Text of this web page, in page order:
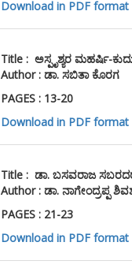
Download in PDF format
Title : ಅಸ್ಪೃಶ್ಯರ ಮಹರ್ಷಿ-
Author : ಡಾ. ಸಬಿತಾ ಕೊರಗ
PAGES : 13-20
Download in PDF format
Title : ಡಾ. ಬಸವರಾಜ
Author : ಡಾ. ನಾಗೇಂದ್ರಪ್ಪ
PAGES : 21-23
Download in PDF format